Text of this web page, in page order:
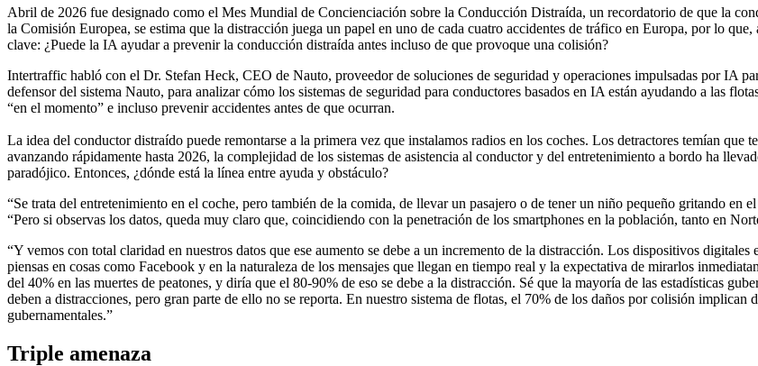
Abril de 2026 fue designado como el Mes Mundial de Concienciación sobre la Conducción Distraída, un recordatorio de que la
la Comisión Europea, se estima que la distracción juega un papel en uno de cada cuatro accidentes de tráfico en Europa, por lo
clave: ¿Puede la IA ayudar a prevenir la conducción distraída antes incluso de que provoque una colisión?
Intertraffic habló con el Dr. Stefan Heck, CEO de Nauto, proveedor de soluciones de seguridad y operaciones impulsadas por IA
defensor del sistema Nauto, para analizar cómo los sistemas de seguridad para conductores basados en IA están ayudando a las
“en el momento” e incluso prevenir accidentes antes de que ocurran.
La idea del conductor distraído puede remontarse a la primera vez que instalamos radios en los coches. Los detractores temían que
avanzando rápidamente hasta 2026, la complejidad de los sistemas de asistencia al conductor y del entretenimiento a bordo ha
paradójico. Entonces, ¿dónde está la línea entre ayuda y obstáculo?
“Se trata del entretenimiento en el coche, pero también de la comida, de llevar un pasajero o de tener un niño pequeño gritando en
“Pero si observas los datos, queda muy claro que, coincidiendo con la penetración de los smartphones en la población, tanto en
“Y vemos con total claridad en nuestros datos que ese aumento se debe a un incremento de la distracción. Los dispositivos
piensas en cosas como Facebook y en la naturaleza de los mensajes que llegan en tiempo real y la expectativa de mirarlos
del 40% en las muertes de peatones, y diría que el 80-90% de eso se debe a la distracción. Sé que la mayoría de las estadísticas
deben a distracciones, pero gran parte de ello no se reporta. En nuestro sistema de flotas, el 70% de los daños por colisión implican
gubernamentales.”
Triple amenaza